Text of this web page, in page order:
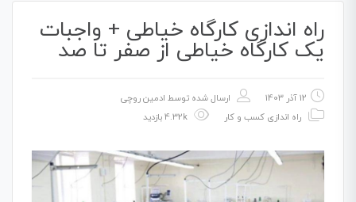
راه اندازی کارگاه خیاطی + واجبات
یک کارگاه خیاطی از صفر تا صد
12 آذر 1403 ارسال شده توسط ادمین روچی
راه اندازی کسب و کار